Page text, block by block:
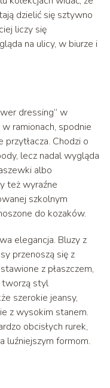
dzielić się sztywno
liczy się
na ulicy, w biurze i
dressing” w
ramionach, spodnie
przytłacza. Chodzi o
lecz nadal wygląda
albo
też wyraźne
szkolnym
do kozaków.
elegancja. Bluzy z
przenoszą się z
z płaszczem,
tworzą styl
szerokie jeansy,
z wysokim stanem.
obcisłych rurek,
luźniejszym formom.